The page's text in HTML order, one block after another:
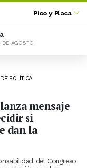
Pico y Placa
DE AGOSTO
POLÍTICA
mensaje
si
dan la
del Congreso